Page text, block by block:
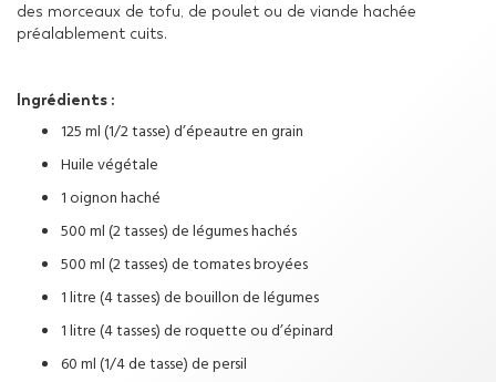
des morceaux de tofu, de poulet ou de viande hachée
préalablement cuits.
Ingrédients :
125 ml (1/2 tasse) d’épeautre en grain
Huile végétale
1 oignon haché
500 ml (2 tasses) de légumes hachés
500 ml (2 tasses) de tomates broyées
1 litre (4 tasses) de bouillon de légumes
1 litre (4 tasses) de roquette ou d’épinard
60 ml (1/4 de tasse) de persil